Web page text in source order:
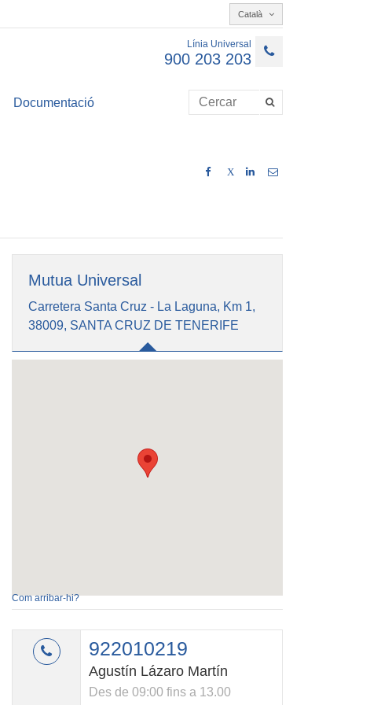
Català
Línia Universal
900 203 203
Documentació
X
Mutua Universal
Carretera Santa Cruz - La Laguna, Km 1,
38009, SANTA CRUZ DE TENERIFE
Com arribar-hi?
922010219
Agustín Lázaro Martín
Des de 09:00 fins a 13.00